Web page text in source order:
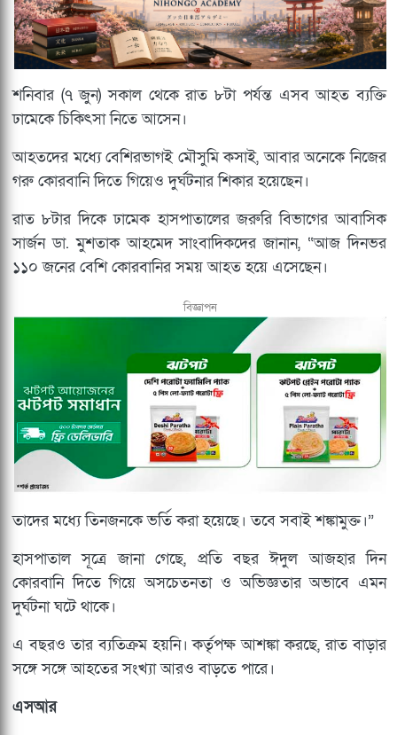
শনিবার (৭ জুন) সকাল থেকে রাত ৮টা পর্যন্ত এসব আহত ব্যক্তি
ঢামেকে চিকিৎসা নিতে আসেন।
আহতদের মধ্যে বেশিরভাগই মৌসুমি কসাই, আবার অনেকে নিজের
গরু কোরবানি দিতে গিয়েও দুর্ঘটনার শিকার হয়েছেন।
রাত ৮টার দিকে ঢামেক হাসপাতালের জরুরি বিভাগের আবাসিক
সার্জন ডা. মুশতাক আহমেদ সাংবাদিকদের জানান, “আজ দিনভর
১১০ জনের বেশি কোরবানির সময় আহত হয়ে এসেছেন।
বিজ্ঞাপন
তাদের মধ্যে তিনজনকে ভর্তি করা হয়েছে। তবে সবাই শঙ্কামুক্ত।”
হাসপাতাল সূত্রে জানা গেছে, প্রতি বছর ঈদুল আজহার দিন
কোরবানি দিতে গিয়ে অসচেতনতা ও অভিজ্ঞতার অভাবে এমন
দুর্ঘটনা ঘটে থাকে।
এ বছরও তার ব্যতিক্রম হয়নি। কর্তৃপক্ষ আশঙ্কা করছে, রাত বাড়ার
সঙ্গে সঙ্গে আহতের সংখ্যা আরও বাড়তে পারে।
এসআর